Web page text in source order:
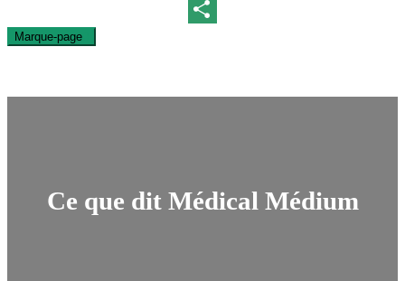
Copy
Marque-page
Ce que dit Médical Médium